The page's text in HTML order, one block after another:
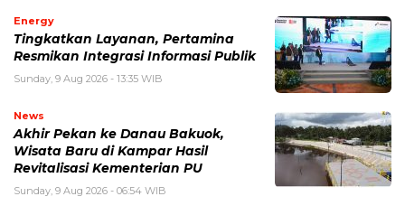
Energy
Tingkatkan Layanan, Pertamina
Resmikan Integrasi Informasi Publik
Sunday, 9 Aug 2026 - 13:35 WIB
News
Akhir Pekan ke Danau Bakuok,
Wisata Baru di Kampar Hasil
Revitalisasi Kementerian PU
Sunday, 9 Aug 2026 - 06:54 WIB